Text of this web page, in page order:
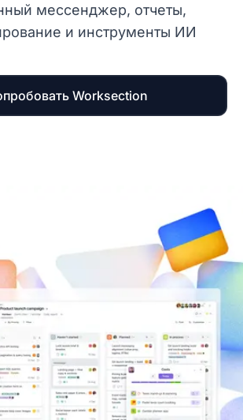
мессенджер, отчеты,
и инструменты ИИ
Worksection